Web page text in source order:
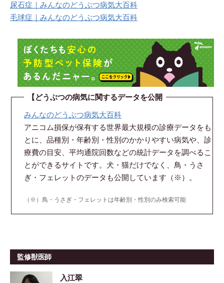
尿石症｜みんなのどうぶつ病気大百科
毛球症｜みんなのどうぶつ病気大百科
【どうぶつの病気に関するデータを公開
みんなのどうぶつ病気大百科
アニコム損保が保有する世界最大規模の診療データをも
とに、品種別・年齢別・性別のかかりやすい病気や、診
療費の目安、平均通院回数などの統計データを調べるこ
とができるサイトです。犬・猫だけでなく、鳥・うさ
ぎ・フェレットのデータも公開しています（※）。
（※）鳥・うさぎ・フェレットは年齢別・性別のみ検索可能
監修獣医師
入江翠